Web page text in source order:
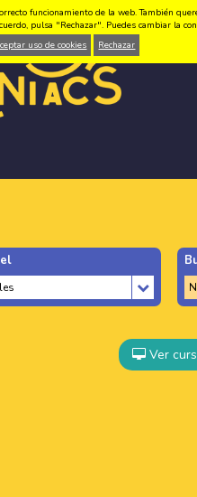
Ver
funcionamiento de la web. También
pulsa "Rechazar". Puedes cambiar la
uso de cookies
Rechazar